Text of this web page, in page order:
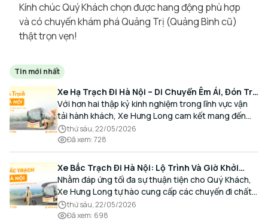
Kính chúc Quý Khách chọn được hang động phù hợp
và có chuyến khám phá Quảng Trị (Quảng Bình cũ)
thật trọn vẹn!
Tin mới nhất
Xe Hạ Trạch Đi Hà Nội – Di Chuyển Êm Ái, Đón Trả
Tận Nơi Cùng Xe Hưng Long
Với hơn hai thập kỷ kinh nghiệm trong lĩnh vực vận
tải hành khách, Xe Hưng Long cam kết mang đến
cho Quý Khách một hành trình di chuyển trọn vẹn,
thoải mái và đúng giờ.
thứ sáu, 22/05/2026
Đã xem:728
Xe Bắc Trạch Đi Hà Nội: Lộ Trình Và Giờ Khởi
Hành Cùng Xe Hưng Long
Nhằm đáp ứng tối đa sự thuận tiện cho Quý Khách,
Xe Hưng Long tự hào cung cấp các chuyến đi chất
lượng cao, an toàn với lịch trình linh hoạt mỗi ngày.
thứ sáu, 22/05/2026
Đã xem: 698